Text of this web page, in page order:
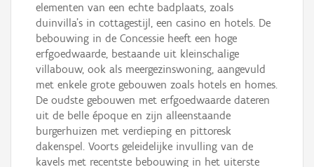
elementen van een echte badplaats, zoals
duinvilla’s in cottagestijl, een casino en hotels. De
bebouwing in de Concessie heeft een hoge
erfgoedwaarde, bestaande uit kleinschalige
villabouw, ook als meergezinswoning, aangevuld
met enkele grote gebouwen zoals hotels en homes.
De oudste gebouwen met erfgoedwaarde dateren
uit de belle époque en zijn alleenstaande
burgerhuizen met verdieping en pittoresk
dakenspel. Voorts geleidelijke invulling van de
kavels met recentste bebouwing in het uiterste